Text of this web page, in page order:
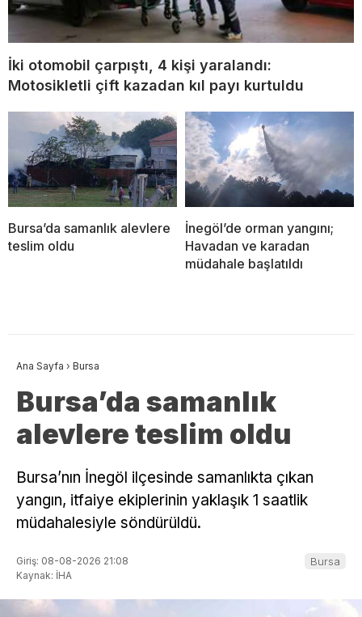
İki otomobil çarpıştı, 4 kişi yaralandı:
Motosikletli çift kazadan kıl payı kurtuldu
Bursa’da samanlık alevlere
teslim oldu
İnegöl’de orman yangını;
Havadan ve karadan
müdahale başlatıldı
Ana Sayfa › Bursa
Bursa’da samanlık
alevlere teslim oldu
Bursa’nın İnegöl ilçesinde samanlıkta çıkan
yangın, itfaiye ekiplerinin yaklaşık 1 saatlik
müdahalesiyle söndürüldü.
Giriş: 08-08-2026 21:08
Kaynak: İHA
Bursa